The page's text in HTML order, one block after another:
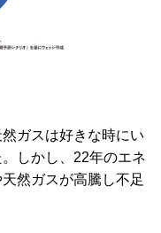
ガスは好きな時にい
しかし、22年のエネ
然ガスが高騰し不足